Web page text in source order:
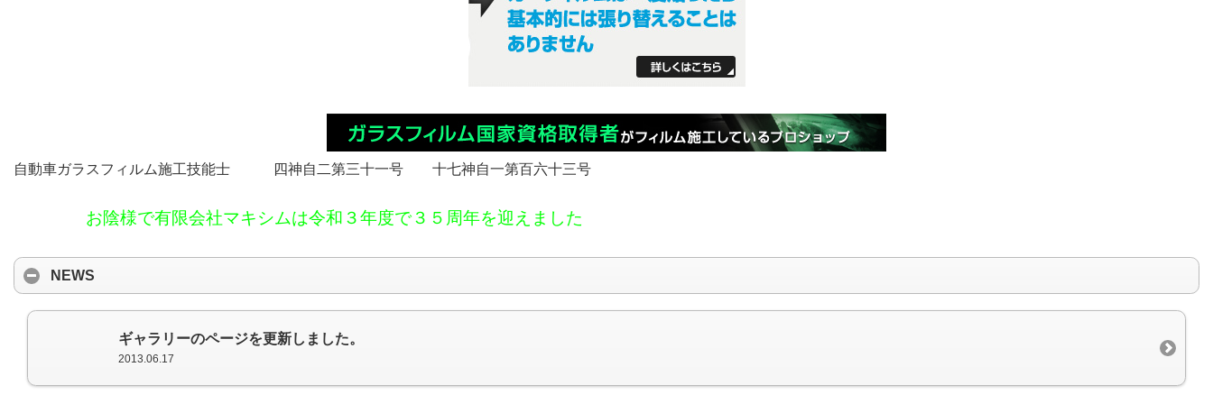
自動車ガラスフィルム施工技能士 四神自二第三十一号 十七神自一第百六十三号
お陰様で有限会社マキシムは令和３年度で３５周年を迎えました
NEWS
ギャラリーのページを更新しました。
2013.06.17